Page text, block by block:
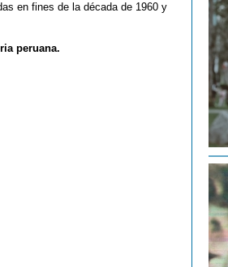
en fines de la década de 1960 y
peruana.